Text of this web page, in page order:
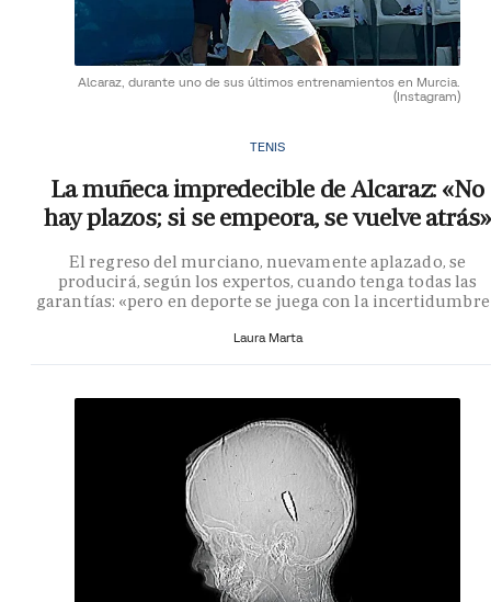
Alcaraz, durante uno de sus últimos entrenamientos en Murcia.
(Instagram)
TENIS
La muñeca impredecible de Alcaraz: «No
hay plazos; si se empeora, se vuelve atrás»
El regreso del murciano, nuevamente aplazado, se
producirá, según los expertos, cuando tenga todas las
garantías: «pero en deporte se juega con la
Laura Marta